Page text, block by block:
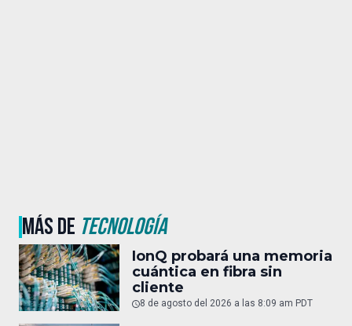
MÁS DE TECNOLOGÍA
IonQ probará una memoria
cuántica en fibra sin
cliente
8 de agosto del 2026 a las 8:09 am PDT